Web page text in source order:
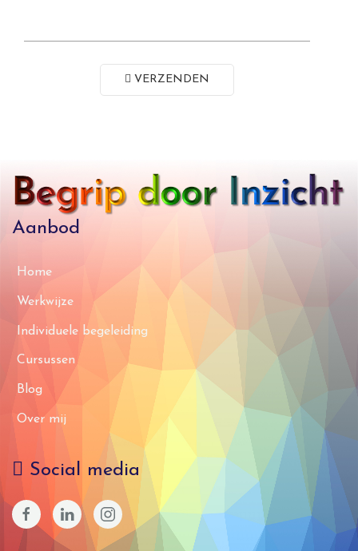
VERZENDEN
Aanbod
Home
Werkwijze
Individuele begeleiding
Cursussen
Blog
Over mij
Social media